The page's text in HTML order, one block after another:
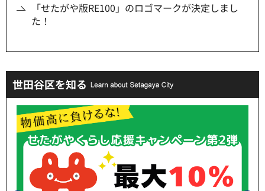
「せたがや版RE100」のロゴマークが決定しまし
た！
世田谷区を知る